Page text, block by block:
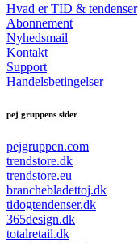
Hvad er TID & tendenser
Abonnement
Nyhedsmail
Kontakt
Support
Handelsbetingelser
pej gruppens sider
pejgruppen.com
trendstore.dk
trendstore.eu
branchebladettoj.dk
tidogtendenser.dk
365design.dk
totalretail.dk